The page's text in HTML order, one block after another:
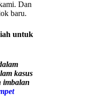
Dan
baru.
untuk
kasus
imbalan